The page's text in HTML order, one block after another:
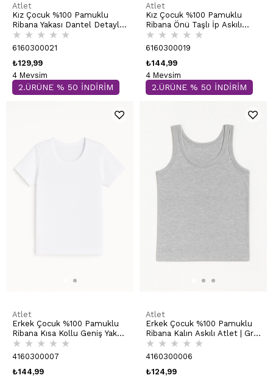
Atlet
Kız Çocuk %100 Pamuklu
Ribana Yakası Dantel Detaylı
İnce Askılı Örme Atlet |
Beyaz K1610
★ ★ ★ ★ ★
6160300021
₺129,99
4 Mevsim
2.ÜRÜNE % 50 İNDİRİM
Atlet
Kız Çocuk %100 Pamuklu
Ribana Önü Taşlı İp Askılı
Atlet | Beyaz K0817
★ ★ ★ ★ ★
6160300019
₺144,99
4 Mevsim
2.ÜRÜNE % 50 İNDİRİM
Atlet
Erkek Çocuk %100 Pamuklu
Ribana Kısa Kollu Geniş Yaka
Atlet Fanila | Beyaz K0803
★ ★ ★ ★ ★
4160300007
₺144,99
Atlet
Erkek Çocuk %100 Pamuklu
Ribana Kalın Askılı Atlet | Gri
Melanj K0801
★ ★ ★ ★ ★
4160300006
₺124,99